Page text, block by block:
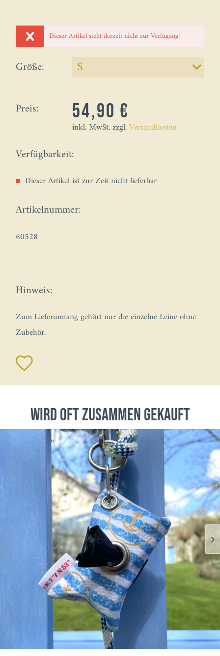
Dieser Artikel steht derzeit nicht zur Verfügung!
Größe:
Preis: 54,90 €
inkl. MwSt. zzgl.Versandkosten
Verfügbarkeit:
Dieser Artikel ist zur Zeit nicht lieferbar
Artikelnummer:
60528
Hinweis:
Zum Lieferumfang gehört nur die einzelne Leine ohne
Zubehör.
wird oft zusammen gekauft